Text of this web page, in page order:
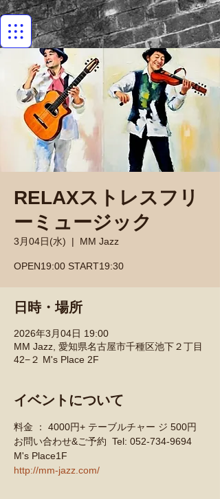
RELAXストレスフリ
ーミュージック
3月04日(水)
  |
MM Jazz
OPEN19:00 START19:30
日時・場所
2026年3月04日 19:00
MM Jazz, 愛知県名古屋市千種区池下２丁目
42−２ M's Place 2F
イベントについて
料金 ： 4000円+ テーブルチャー ジ 500円
お問い合わせ&ご予約  Tel: 052-734-9694
M's Place1F
http://mm-jazz.com/